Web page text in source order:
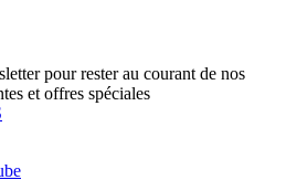
pour rester au courant de nos
et offres spéciales